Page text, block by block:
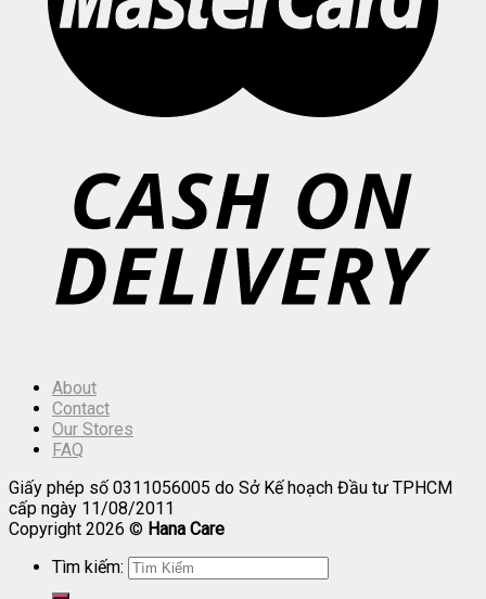
About
Contact
Our Stores
FAQ
Giấy phép số 0311056005 do Sở Kế hoạch Đầu tư TPHCM
cấp ngày 11/08/2011
Copyright 2026 © Hana Care
Tìm kiếm: